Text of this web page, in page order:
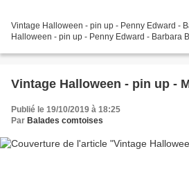
Vintage Halloween - pin up - Penny Edward -
Halloween - pin up - Penny Edward -
Vintage
Publié le 19/10/2019 à 18:25
Par Balades comtoises